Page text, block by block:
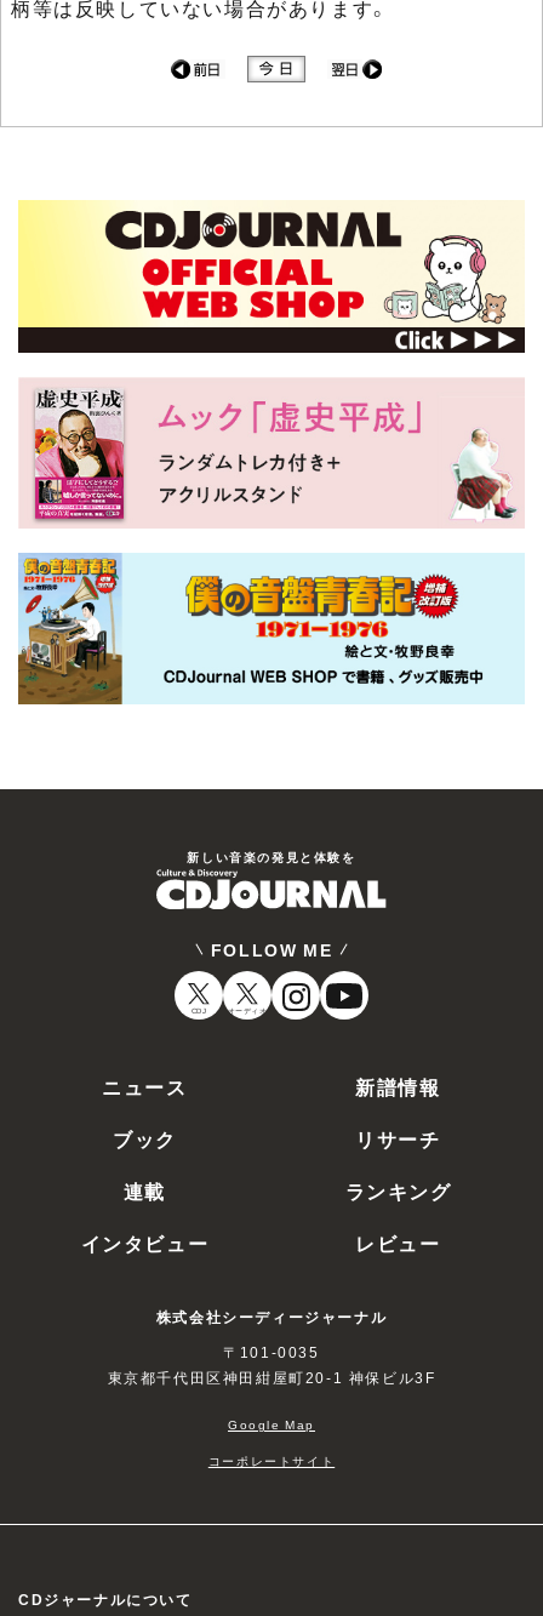
柄等は反映していない場合があります。
新しい⾳楽の発⾒と体験を
FOLLOW ME
CDJ オーディオ
ニュース
新譜情報
ブック
リサーチ
連載
ランキング
インタビュー
レビュー
株式会社シーディージャーナル
〒101-0035
東京都千代田区神田紺屋町20-1 神保ビル3F
Google Map
コーポレートサイト
CDジャーナルについて